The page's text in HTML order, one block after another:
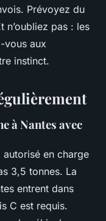
Prévoyez du
n’oubliez pas : les
vous aux
instinct.
à Nantes avec
en charge
3,5 tonnes. La
entrent dans
C est requis.